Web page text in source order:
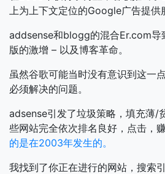
上为上下文定位的Google广告提供
addsense和blogg的混合Er.com导
版的激增 – 以及博客革命。
虽然谷歌可能当时没有意识到这一
必须解决的问题。
adsense引发了垃圾策略，填充薄/
些网站完全依次排名良好，点击，赚
的是在2003年发生的。
我找到了你正在进行的网站，搜索